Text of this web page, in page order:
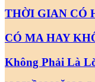
THỜI GIAN CÓ
CÓ MA HAY
Không Phải Là